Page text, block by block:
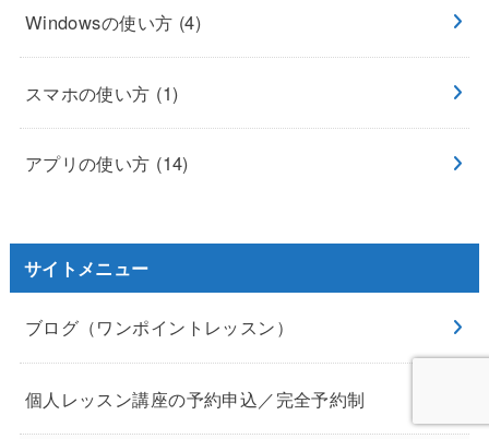
Windowsの使い方 (4)
スマホの使い方 (1)
アプリの使い方 (14)
サイトメニュー
ブログ（ワンポイントレッスン）
個人レッスン講座の予約申込／完全予約制